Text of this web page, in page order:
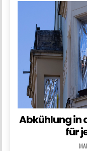
Abkühlung in
für